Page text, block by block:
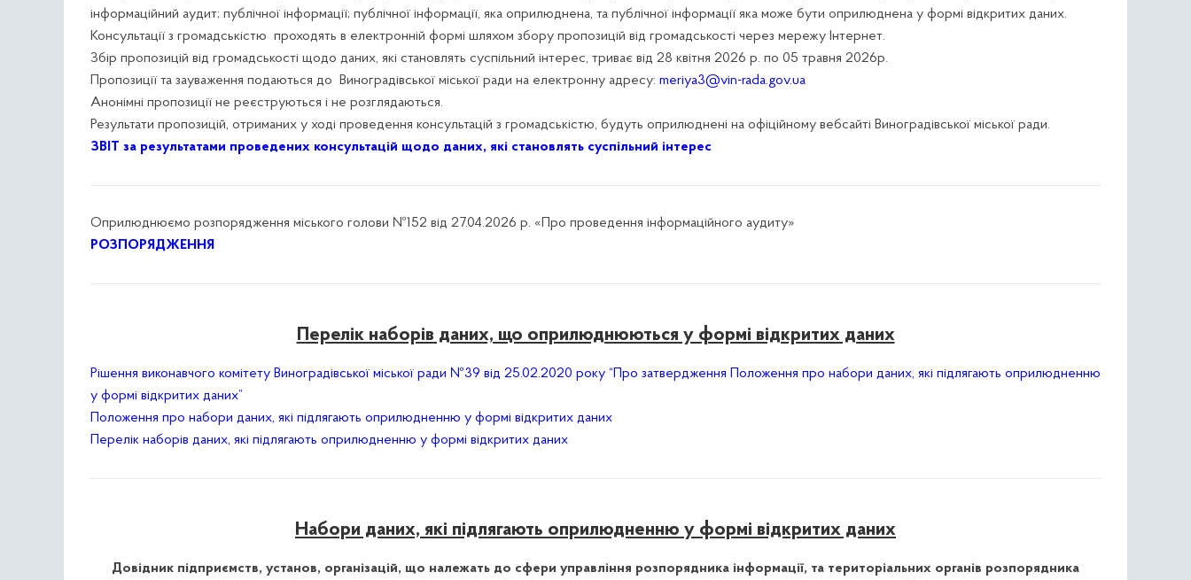
інформаційний аудит; публічної інформації; публічної інформації, яка оприлюднена, та публічної інформації яка може бути оприлюднена у формі відкритих даних.
Консультації з громадськістю проходять в електронній формі шляхом збору пропозицій від громадськості через мережу Інтернет.
Збір пропозицій від громадськості щодо даних, які становлять суспільний інтерес, триває від 28 квітня 2026 р. по 05 травня 2026р.
Пропозиції та зауваження подаються до Виноградівської міської ради на електронну адресу: meriya3@vin-rada.gov.ua
Анонімні пропозиції не реєструються і не розглядаються.
Результати пропозицій, отриманих у ході проведення консультацій з громадськістю, будуть оприлюднені на офіційному вебсайті Виноградівської міської ради.
ЗВІТ за результатами проведених консультацій щодо даних, які становлять суспільний інтерес
Оприлюднюємо розпорядження міського голови №152 від 27.04.2026 р. «Про проведення інформаційного аудиту»
РОЗПОРЯДЖЕННЯ
Перелік наборів даних, що оприлюднюються у формі відкритих даних
Рішення виконавчого комітету Виноградівської міської ради №39 від 25.02.2020 року “Про затвердження Положення про набори даних, які підлягають оприлюдненню
у формі відкритих даних”
Положення про набори даних, які підлягають оприлюдненню у формі відкритих даних
Перелік наборів даних, які підлягають оприлюдненню у формі відкритих даних
Набори даних, які підлягають оприлюдненню у формі відкритих даних
Довідник підприємств, установ, організацій, що належать до сфери управління розпорядника інформації, та територіальних органів розпорядника